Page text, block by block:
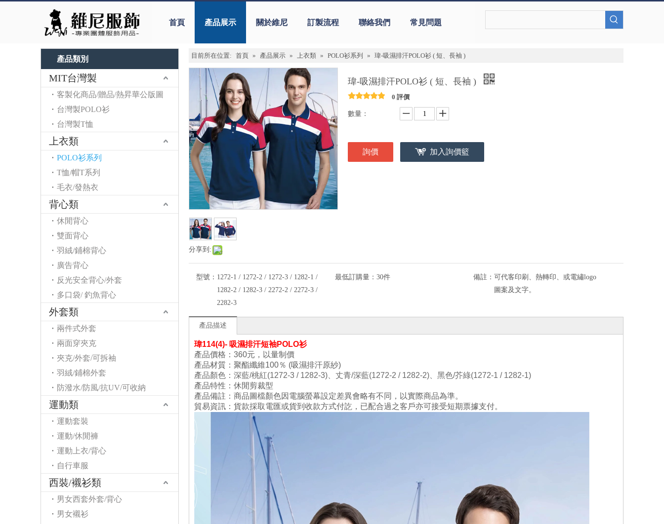
首頁 產品展示 關於維尼 訂製流程 聯絡我們 常見問題
產品類別
MIT台灣製
客製化商品/贈品/熱昇華公版圖
台灣製POLO衫
台灣製T恤
上衣類
POLO衫系列
T恤/帽T系列
毛衣/發熱衣
背心類
休閒背心
雙面背心
羽絨/鋪棉背心
廣告背心
反光安全背心/外套
多口袋/ 釣魚背心
外套類
兩件式外套
兩面穿夾克
夾克/外套/可拆袖
羽絨/鋪棉外套
防潑水/防風/抗UV/可收納
運動類
運動套裝
運動/休閒褲
運動上衣/背心
自行車服
西裝/襯衫類
男女西套外套/背心
男女襯衫
目前所在位置: 首頁 » 產品展示 » 上衣類 » POLO衫系列 » 瑋-吸濕排汗POLO衫 ( 短、長袖 )
分享到:
瑋-吸濕排汗POLO衫 ( 短、長袖 )
0 評價
數量：
詢價 加入詢價籃
型號： 1272-1 / 1272-2 / 1272-3 / 1282-1 /
1282-2 / 1282-3 / 2272-2 / 2272-3 /
2282-3
最低訂購量： 30件 備註： 可代客印刷、熱轉印、或電繡logo
圖案及文字。
產品描述
瑋114(4)- 吸濕排汗短袖POLO衫
產品價格：360元，以量制價
產品材質： 聚酯纖維100％ (吸濕排汗原紗)
產品顏色 ：深藍/桃紅(1272-3 / 1282-3)、丈青/深藍(1272-2 / 1282-2) 、黑色/芥綠(1272-1 / 1282-1)
產品特性： 休閒剪裁型
產品備註：商品圖檔顏色因電腦螢幕設定差異會略有不同，以實際商品為準。
貿易資訊：貨款採取電匯或貨到收款方式付訖，已配合過之客戶亦可接受短期票據支付。